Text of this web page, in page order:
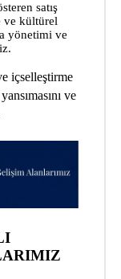
satış
ve kültürel
yönetimi ve
içselleştirme
ve